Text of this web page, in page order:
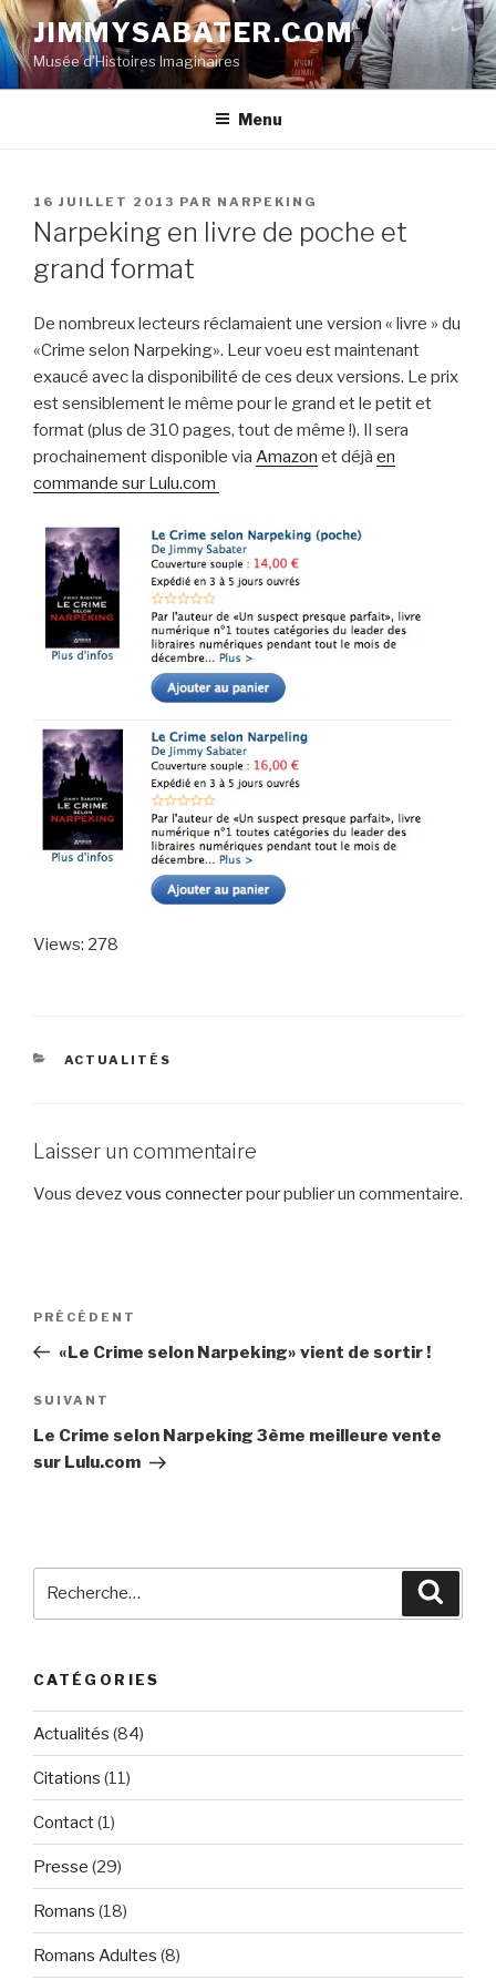
Aller
au
contenu
principal
JIMMYSABATER.COM
Musée d'Histoires Imaginaires
Menu
PUBLIÉ
LE
16 JUILLET 2013 PAR NARPEKING
Narpeking en livre de poche et
grand format
De nombreux lecteurs réclamaient une version « livre » du
«Crime selon Narpeking». Leur voeu est maintenant
exaucé avec la disponibilité de ces deux versions. Le prix
est sensiblement le même pour le grand et le petit et
format (plus de 310 pages, tout de même !). Il sera
prochainement disponible via Amazon et déjà en
commande sur Lulu.com
Views: 278
CATÉGORIES
ACTUALITÉS
Laisser un commentaire
Vous devezvous connecterpour publier un commentaire.
Navigation
l’article
Article
précédent
PRÉCÉDENT
«Le Crime selon Narpeking» vient de sortir !
Article
suivant
SUIVANT
Le Crime selon Narpeking 3ème meilleure vente
sur Lulu.com
CATÉGORIES
Actualités (84)
Citations (11)
Contact(1)
Presse (29)
Romans (18)
Romans Adultes (8)